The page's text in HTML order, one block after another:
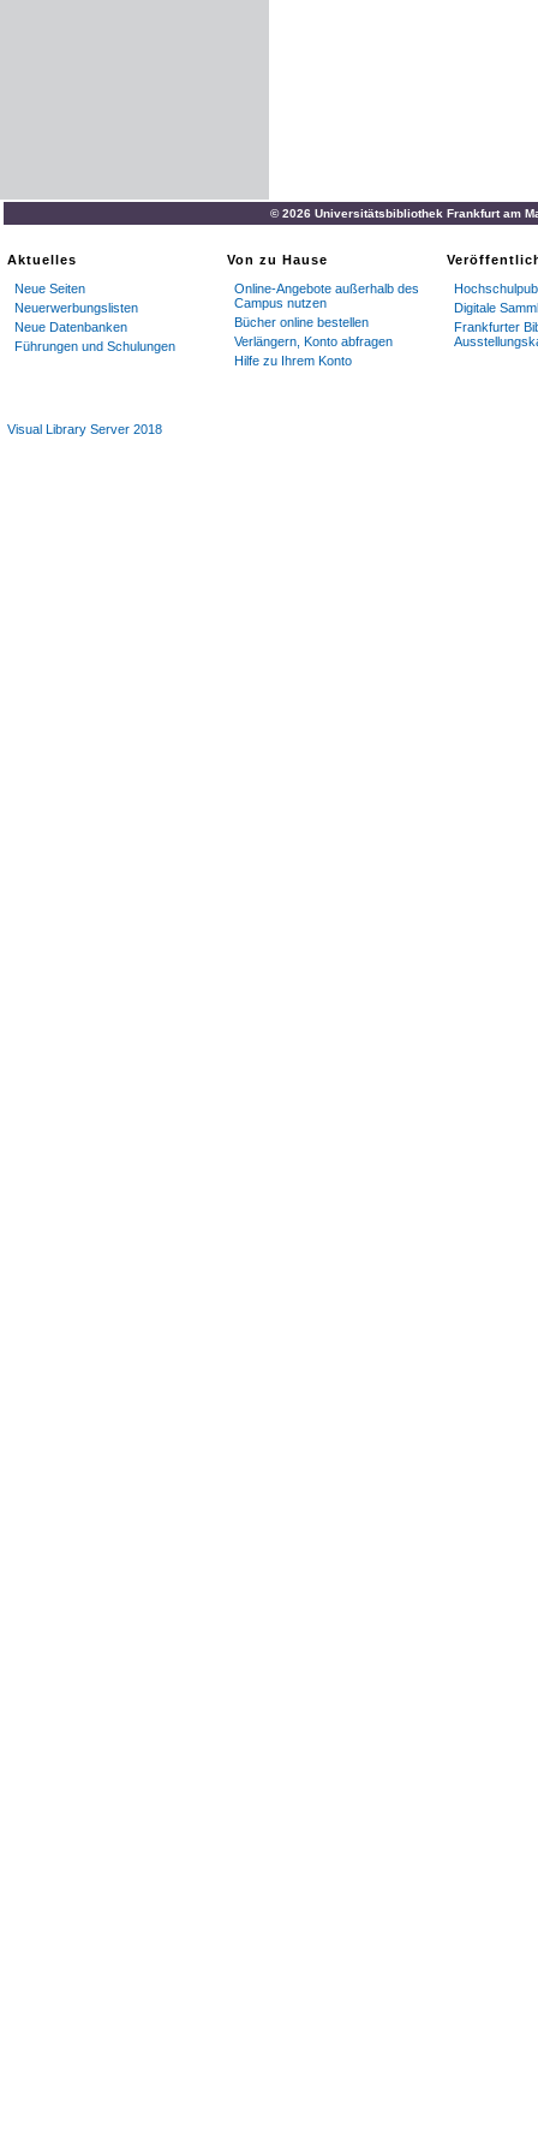
© 2026 Universitätsbibliothek Frankfurt am
Aktuelles
Neue Seiten
Neuerwerbungslisten
Neue Datenbanken
Führungen und Schulungen
Von zu Hause
Online-Angebote außerhalb des
Campus nutzen
Bücher online bestellen
Verlängern, Konto abfragen
Hilfe zu Ihrem Konto
Digitale
Frankfurter
Visual Library Server 2018